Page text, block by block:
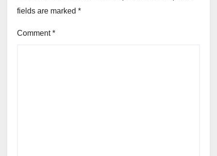
fields are marked *
Comment*